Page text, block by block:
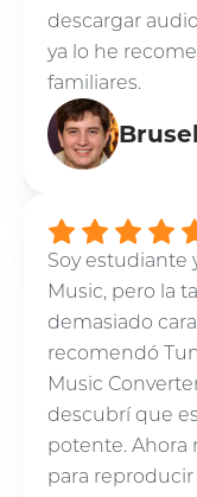
descargar
ya lo he
familiares.
Soy estudiante
Music, pero la
demasiado
recomendó
Music
descubrí que
potente. Ahora
para